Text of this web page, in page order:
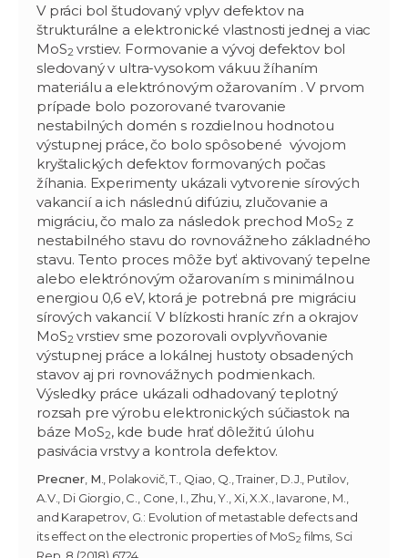
V práci bol študovaný vplyv defektov na
štrukturálne a elektronické vlastnosti jednej a viac
MoS2 vrstiev. Formovanie a vývoj defektov bol
sledovaný v ultra-vysokom vákuu žíhaním
materiálu a elektrónovým ožarovaním . V prvom
prípade bolo pozorované tvarovanie
nestabilných domén s rozdielnou hodnotou
výstupnej práce, čo bolo spôsobené vývojom
kryštalických defektov formovaných počas
žíhania. Experimenty ukázali vytvorenie sírových
vakancií a ich následnú difúziu, zlučovanie a
migráciu, čo malo za následok prechod MoS2 z
nestabilného stavu do rovnovážneho základného
stavu. Tento proces môže byť aktivovaný tepelne
alebo elektrónovým ožarovaním s minimálnou
energiou 0,6 eV, ktorá je potrebná pre migráciu
sírových vakancií. V blízkosti hraníc zŕn a okrajov
MoS2 vrstiev sme pozorovali ovplyvňovanie
výstupnej práce a lokálnej hustoty obsadených
stavov aj pri rovnovážnych podmienkach.
Výsledky práce ukázali odhadovaný teplotný
rozsah pre výrobu elektronických súčiastok na
báze MoS2, kde bude hrať dôležitú úlohu
pasivácia vrstvy a kontrola defektov.
Precner, M ., Polakovič, T., Qiao, Q., Trainer, D.J., Putilov,
A.V., Di Giorgio, C., Cone, I., Zhu, Y., Xi, X.X., Iavarone, M.,
and Karapetrov, G.: Evolution of metastable defects and
its effect on the electronic properties of MoS2 films, Sci
Rep. 8 (2018) 6724.